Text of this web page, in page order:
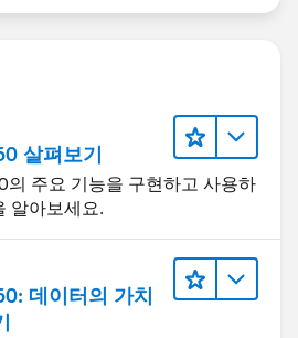
살펴보기
주요 기능을 구현하고 사용하
알아보세요.
데이터의 가치